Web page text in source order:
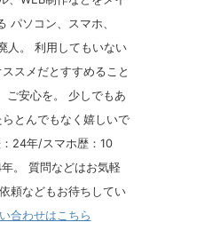
パソコン、スマホ、
人。 利用してもいない
スメだとすすめること
ご安心を。 少しでもあ
とんでもなく嬉しいで
24年/スマホ歴：10
。 質問などはお気軽
頼などもお待ちしてい
合わせはこちら